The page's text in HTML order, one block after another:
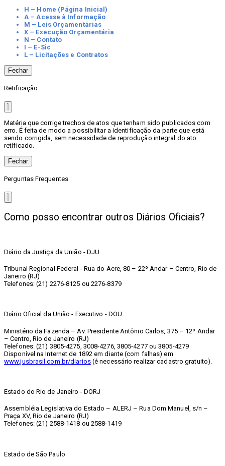
H – Home (Página Inicial)
A – Acesse à Informação
M – Leis Orçamentárias
X – Execução Orçamentária
N – Contato
I – E-Sic
L – Licitações e Contratos
Fechar
Retificação
Matéria que corrige trechos de atos que tenham sido publicados com
erro. É feita de modo a possibilitar a identificação da parte que está
sendo corrigida, sem necessidade de reprodução integral do ato
retificado.
Fechar
Perguntas Frequentes
Como posso encontrar outros Diários Oficiais?
Diário da Justiça da União - DJU
Tribunal Regional Federal - Rua do Acre, 80 – 22º Andar – Centro, Rio de
Janeiro (RJ)
Telefones: (21) 2276-8125 ou 2276-8379
Diário Oficial da União - Executivo - DOU
Ministério da Fazenda – Av. Presidente Antônio Carlos, 375 – 12º Andar
– Centro, Rio de Janeiro (RJ)
Telefones: (21) 3805-4275, 3008-4276, 3805-4277 ou 3805-4279
Disponível na Internet de 1892 em diante (com falhas) em
www.jusbrasil.com.br/diarios(é necessário realizar cadastro gratuito).
Estado do Rio de Janeiro - DORJ
Assembléia Legislativa do Estado – ALERJ – Rua Dom Manuel, s/n –
Praça XV, Rio de Janeiro (RJ)
Telefones: (21) 2588-1418 ou 2588-1419
Estado de São Paulo